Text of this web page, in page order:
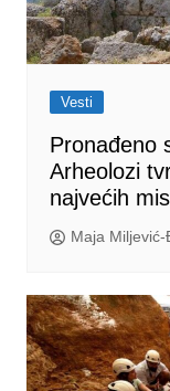
Vesti
Pronađeno
Arheolozi
najvećih
Maja